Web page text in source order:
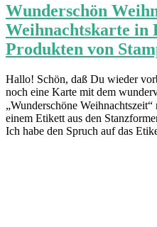
Wunderschön
Weihnachtskarte in
Produkten von
Hallo! Schön, daß Du wieder
noch eine Karte mit dem
„Wunderschöne
einem Etikett aus den
Ich habe den Spruch auf das